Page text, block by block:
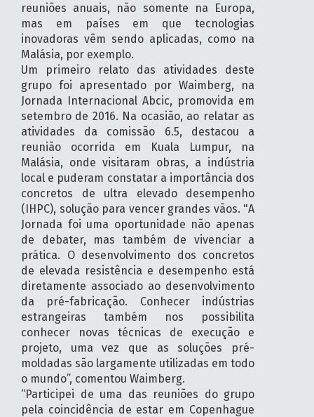
reuniões anuais, não somente na Europa,
mas em países em que tecnologias
inovadoras vêm sendo aplicadas, como na
Malásia, por exemplo.
Um primeiro relato das atividades deste
grupo foi apresentado por Waimberg, na
Jornada Internacional Abcic, promovida em
setembro de 2016. Na ocasião, ao relatar as
atividades da comissão 6.5, destacou a
reunião ocorrida em Kuala Lumpur, na
Malásia, onde visitaram obras, a indústria
local e puderam constatar a importância dos
concretos de ultra elevado desempenho
(IHPC), solução para vencer grandes vãos. "A
Jornada foi uma oportunidade não apenas
de debater, mas também de vivenciar a
prática. O desenvolvimento dos concretos
de elevada resistência e desempenho está
diretamente associado ao desenvolvimento
da pré-fabricação. Conhecer indústrias
estrangeiras também nos possibilita
conhecer novas técnicas de execução e
projeto, uma vez que as soluções pré-
moldadas são largamente utilizadas em todo
o mundo”, comentou Waimberg.
“Participei de uma das reuniões do grupo
pela coincidência de estar em Copenhague